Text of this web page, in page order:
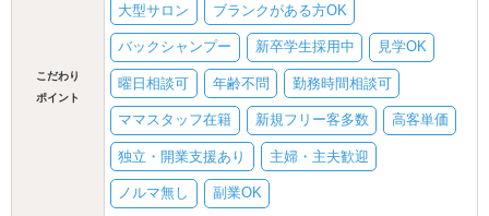
こだわり
ポイント
大型サロン ブランクがある方OK
バックシャンプー 新卒学生採用中 見学OK
曜日相談可 年齢不問 勤務時間相談可
ママスタッフ在籍 新規フリー客多数 高客単価
独立・開業支援あり 主婦・主夫歓迎
ノルマ無し 副業OK